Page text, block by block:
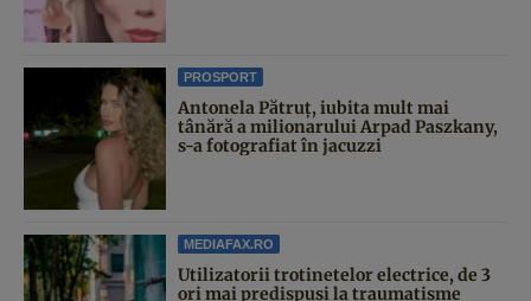
PROSPORT
Antonela Pătruț, iubita mult mai
tânără a milionarului Arpad Paszkany,
s-a fotografiat în jacuzzi
MEDIAFAX.RO
Utilizatorii trotinetelor electrice, de 3
ori mai predispuși la traumatisme